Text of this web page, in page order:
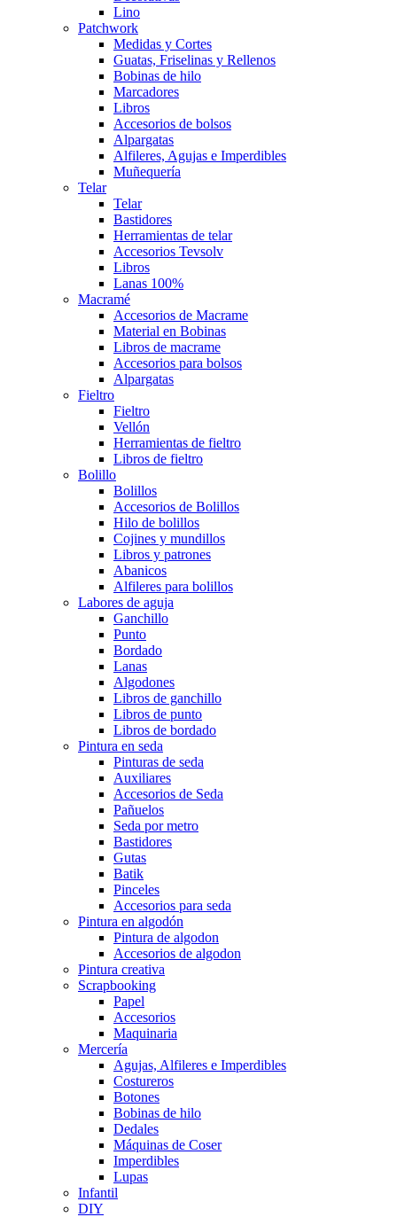
Lino
Patchwork
Medidas y Cortes
Guatas, Friselinas y Rellenos
Bobinas de hilo
Marcadores
Libros
Accesorios de bolsos
Alpargatas
Alfileres, Agujas e Imperdibles
Muñequería
Telar
Telar
Bastidores
Herramientas de telar
Accesorios Tevsolv
Libros
Lanas 100%
Macramé
Accesorios de Macrame
Material en Bobinas
Libros de macrame
Accesorios para bolsos
Alpargatas
Fieltro
Fieltro
Vellón
Herramientas de fieltro
Libros de fieltro
Bolillo
Bolillos
Accesorios de Bolillos
Hilo de bolillos
Cojines y mundillos
Libros y patrones
Abanicos
Alfileres para bolillos
Labores de aguja
Ganchillo
Punto
Bordado
Lanas
Algodones
Libros de ganchillo
Libros de punto
Libros de bordado
Pintura en seda
Pinturas de seda
Auxiliares
Accesorios de Seda
Pañuelos
Seda por metro
Bastidores
Gutas
Batik
Pinceles
Accesorios para seda
Pintura en algodón
Pintura de algodon
Accesorios de algodon
Pintura creativa
Scrapbooking
Papel
Accesorios
Maquinaria
Mercería
Agujas, Alfileres e Imperdibles
Costureros
Botones
Bobinas de hilo
Dedales
Máquinas de Coser
Imperdibles
Lupas
Infantil
DIY